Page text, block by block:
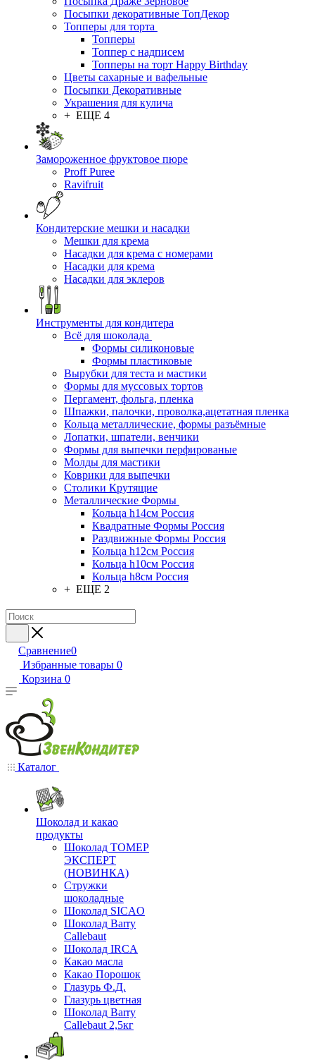
Посыпки декоративные ТопДекор
Топперы для торта
Топперы
Топпер с надписем
Топперы на торт Happy Birthday
Цветы сахарные и вафельные
Посыпки Декоративные
Украшения для кулича
+ ЕЩЕ 4
Замороженное фруктовое пюре
Proff Puree
Ravifruit
Кондитерские мешки и насадки
Мешки для крема
Насадки для крема с номерами
Насадки для крема
Насадки для эклеров
Инструменты для кондитера
Всё для шоколада
Формы силиконовые
Формы пластиковые
Вырубки для теста и мастики
Формы для муссовых тортов
Пергамент, фольга, пленка
Шпажки, палочки, проволка,ацетатная пленка
Кольца металлические, формы разъёмные
Лопатки, шпатели, венчики
Формы для выпечки перфированые
Молды для мастики
Коврики для выпечки
Столики Крутящие
Металлические Формы
Кольца h14см Россия
Квадратные Формы Россия
Раздвижные Формы Россия
Кольца h12см Россия
Кольца h10см Россия
Кольца h8см Россия
+ ЕЩЕ 2
Сравнение0
Избранные товары 0
Корзина 0
Каталог
Шоколад и какао
продукты
Шоколад ТОМЕР
ЭКСПЕРТ
(НОВИНКА)
Стружки
шоколадные
Шоколад SICAO
Шоколад Barry
Callebaut
Шоколад IRCA
Какао масла
Какао Порошок
Глазурь Ф.Д.
Глазурь цветная
Шоколад Barry
Callebaut 2,5кг